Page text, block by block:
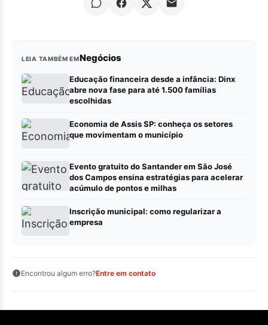
LEIA TAMBÉM EMNegócios
Educação financeira desde a infância: Dinx
abre nova fase para até 1.500 famílias
escolhidas
Economia de Assis SP: conheça os setores
que movimentam o município
Evento gratuito do Santander em São José
dos Campos ensina estratégias para acelerar
acúmulo de pontos e milhas
Inscrição municipal: como regularizar a
empresa
Encontrou algum erro?Entre em contato